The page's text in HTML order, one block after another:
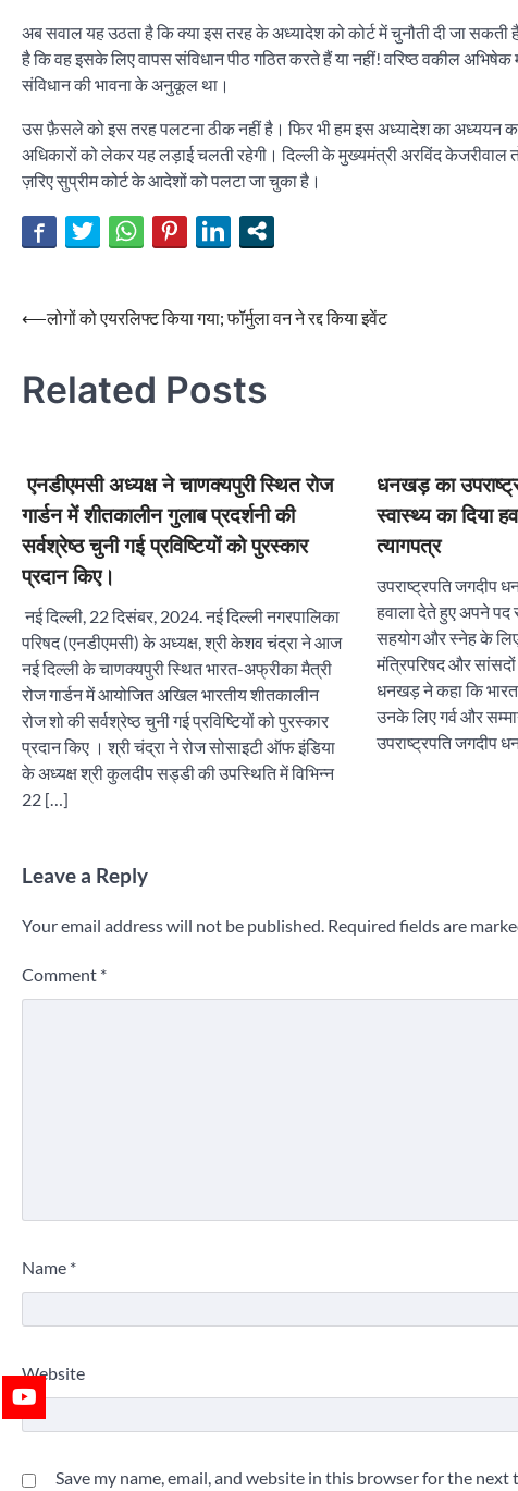
अब सवाल यह उठता है कि क्या इस तरह के अध्यादेश को कोर्ट में चुनौती दी जा सकती
है कि वह इसके लिए वापस संविधान पीठ गठित करते हैं या नहीं! वरिष्ठ वकील
संविधान की भावना के अनुकूल था।
उस फ़ैसले को इस तरह पलटना ठीक नहीं है। फिर भी हम इस अध्यादेश का अध्ययन
अधिकारों को लेकर यह लड़ाई चलती रहेगी। दिल्ली के मुख्यमंत्री अरविंद केजरीवाल
ज़रिए सुप्रीम कोर्ट के आदेशों को पलटा जा चुका है।
Post
⟵लोगों को एयरलिफ्ट किया गया; फॉर्मुला वन ने रद्द किया इवेंट
Related Posts
एनडीएमसी अध्यक्ष ने चाणक्यपुरी स्थित रोज
गार्डन में शीतकालीन गुलाब प्रदर्शनी की
सर्वश्रेष्ठ चुनी गई प्रविष्टियों को पुरस्कार
प्रदान किए।
नई दिल्ली, 22 दिसंबर, 2024. नई दिल्ली नगरपालिका
परिषद (एनडीएमसी) के अध्यक्ष, श्री केशव चंद्रा ने आज
नई दिल्ली के चाणक्यपुरी स्थित भारत-अफ्रीका मैत्री
रोज गार्डन में आयोजित अखिल भारतीय शीतकालीन
रोज शो की सर्वश्रेष्ठ चुनी गई प्रविष्टियों को पुरस्कार
प्रदान किए । श्री चंद्रा ने रोज सोसाइटी ऑफ इंडिया
के अध्यक्ष श्री कुलदीप सड्डी की उपस्थिति में विभिन्न
22 […]
धनखड़ का
स्वास्थ्य का दिया
त्यागपत्र
उपराष्ट्रपति जगदीप
हवाला देते हुए अपने पद
सहयोग और स्नेह के लिए
मंत्रिपरिषद और
धनखड़ ने कहा कि भारत
उनके लिए गर्व और
उपराष्ट्रपति जगदीप
Leave a Reply
Your email address will not be published. Required fields are
Comment *
Name *
Website
Save my name, email, and website in this browser for the next